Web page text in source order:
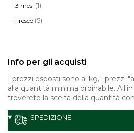
3 mesi (1)
Fresco (5)
Info per gli acquisti
I prezzi esposti sono al kg, i prezzi
alla quantità minima ordinabile.
troverete la scelta della quantità
SPEDIZIONE